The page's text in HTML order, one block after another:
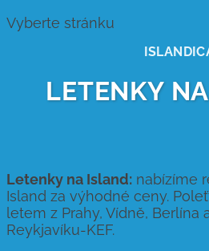
Vyberte stránku
LETENKY
Letenky na Island: nabízíme
Island za výhodné ceny.
letem z Prahy, Vídně, Berlína
Reykjavíku-KEF.